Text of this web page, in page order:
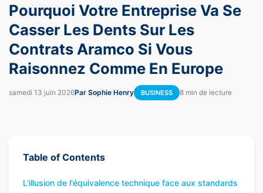
Pourquoi Votre Entreprise Va Se
Casser Les Dents Sur Les
Contrats Aramco Si Vous
Raisonnez Comme En Europe
samedi 13 juin 2026Par Sophie Henry BUSINESS 8 min de lecture
Table of Contents
L'illusion de l'équivalence technique face aux standards